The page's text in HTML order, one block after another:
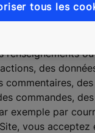
transmis
renseignements
des
commentaires,
commandes,
exemple par
vous acceptez
tous les